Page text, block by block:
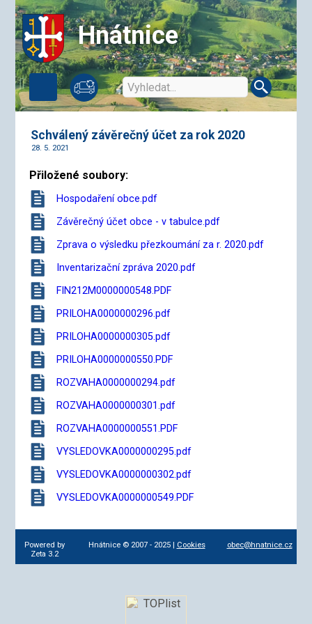
Hnátnice
Schválený závěrečný účet za rok 2020
28. 5. 2021
Přiložené soubory:
Hospodaření obce.pdf
Závěrečný účet obce - v tabulce.pdf
Zprava o výsledku přezkoumání za r. 2020.pdf
Inventarizační zpráva 2020.pdf
FIN212M0000000548.PDF
PRILOHA0000000296.pdf
PRILOHA0000000305.pdf
PRILOHA0000000550.PDF
ROZVAHA0000000294.pdf
ROZVAHA0000000301.pdf
ROZVAHA0000000551.PDF
VYSLEDOVKA0000000295.pdf
VYSLEDOVKA0000000302.pdf
VYSLEDOVKA0000000549.PDF
Powered by
Zeta 3.2
Hnátnice © 2007 - 2025 | Cookies obec@hnatnice.cz